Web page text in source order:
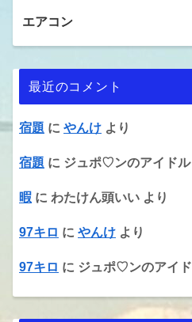
エアコン
最近のコメント
宿題 に やんけ より
宿題 に ジュポ♡ンのアイドル
暇 に わたけん頭いい より
97キロ に やんけ より
97キロ に ジュポ♡ンのアイ